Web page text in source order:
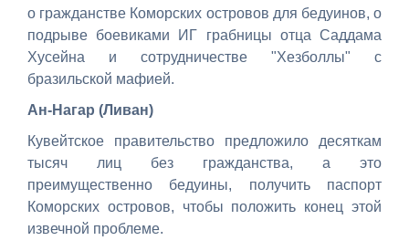
о гражданстве Коморских островов для бедуинов, о
подрыве боевиками ИГ грабницы отца Саддама
Хусейна и сотрудничестве "Хезболлы" с
бразильской мафией.
Ан-Нагар (Ливан)
Кувейтское правительство предложило десяткам
тысяч лиц без гражданства, а это
преимущественно бедуины, получить паспорт
Коморских островов, чтобы положить конец этой
извечной проблеме.